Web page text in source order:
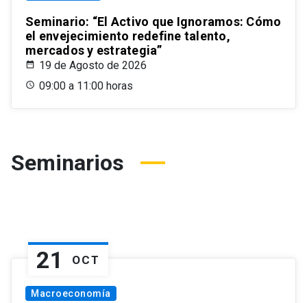
Seminario: “El Activo que Ignoramos: Cómo
el envejecimiento redefine talento,
mercados y estrategia”
19 de Agosto de 2026
09:00 a 11:00 horas
Seminarios
21 OCT
Macroeconomía